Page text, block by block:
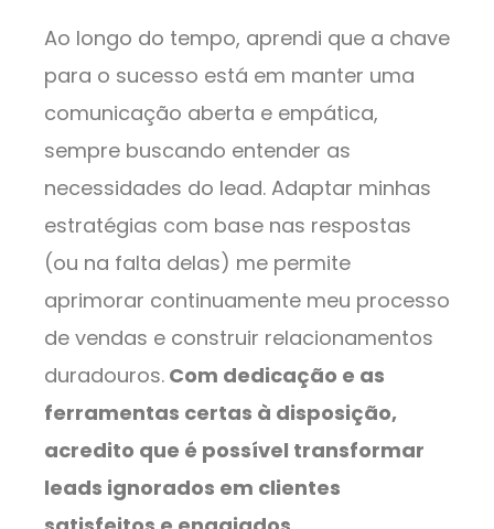
Ao longo do tempo, aprendi que a chave
para o sucesso está em manter uma
comunicação aberta e empática,
sempre buscando entender as
necessidades do lead. Adaptar minhas
estratégias com base nas respostas
(ou na falta delas) me permite
aprimorar continuamente meu processo
de vendas e construir relacionamentos
duradouros. Com dedicação e as
ferramentas certas à disposição,
acredito que é possível transformar
leads ignorados em clientes